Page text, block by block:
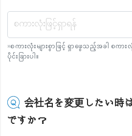
※စကားလုံးများစွာဖြင့် ရှာဖွေသည့်အခါ စကားလုံး
ပိုင်းခြားပါ။
会社名を変更したい時
ですか？